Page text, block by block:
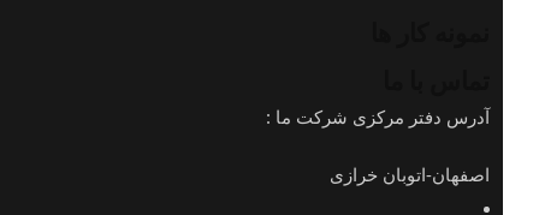
آدرس دفتر مرکزی شرکت ما :
اصفهان-اتوبان خرازی